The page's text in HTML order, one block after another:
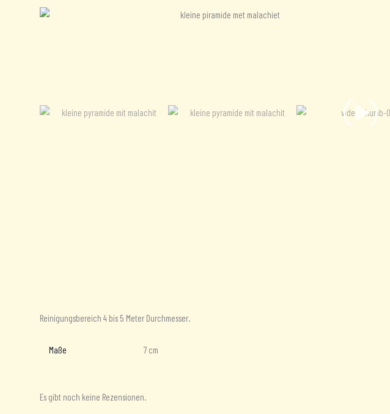
Reinigungsbereich 4 bis 5 Meter Durchmesser.
Maße 7 cm
Es gibt noch keine Rezensionen.